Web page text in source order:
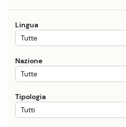
Lingua
Nazione
Tipologia